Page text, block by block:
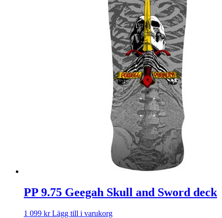
PP 9.75 Geegah Skull and Sword deck
1 099 kr Lägg till i varukorg